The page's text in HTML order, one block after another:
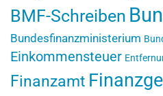
BMF-Schreiben
Bundesfinanzministerium
Einkommensteuer
Finanzamt